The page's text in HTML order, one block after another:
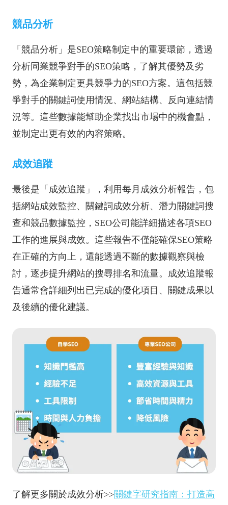
競品分析
「競品分析」是SEO策略制定中的重要環節，透過
分析同業競爭對手的SEO策略，了解其優勢及劣
勢，為企業制定更具競爭力的SEO方案。這包括競
爭對手的關鍵詞使用情況、網站結構、反向連結情
況等。這些數據能幫助企業找出市場中的機會點，
並制定出更有效的內容策略。
成效追蹤
最後是「成效追蹤」，利用每月成效分析報告，包
括網站成效監控、關鍵詞成效分析、潛力關鍵詞搜
查和競品數據監控，SEO公司能詳細描述各項SEO
工作的進展與成效。這些報告不僅能確保SEO策略
在正確的方向上，還能透過不斷的數據觀察與檢
討，逐步提升網站的搜尋排名和流量。成效追蹤報
告通常會詳細列出已完成的優化項目、關鍵成果以
及後續的優化建議。
了解更多關於成效分析>>關鍵字研究指南：打造高